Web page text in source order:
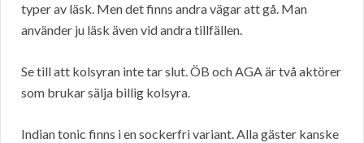
typer av läsk. Men det finns andra vägar att gå. Man
använder ju läsk även vid andra tillfällen.
Se till att kolsyran inte tar slut. ÖB och AGA är två aktörer
som brukar sälja billig kolsyra.
Indian tonic finns i en sockerfri variant. Alla gäster kanske